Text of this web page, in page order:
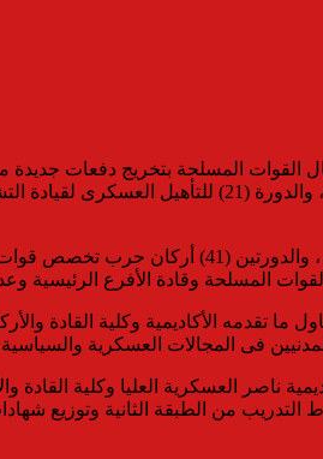
القوات المسلحة بتخريج دفعات جديدة
(43) من كلية الحرب العليا ، والدورة (49) من كلية الدفاع
كذلك تخريج الدورات (69) أركان حرب عام
المسلحة وقادة الأفرع الرئيسية
ما تقدمه الأكاديمية وكلية القادة
فى المجالات العسكرية والسياسية
ناصر العسكرية العليا وكلية
التدريب من الطبقة الثانية وتوزيع